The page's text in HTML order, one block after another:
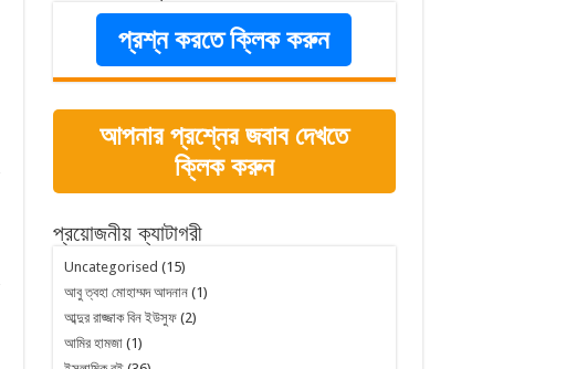
প্রশ্ন করতে ক্লিক করুন
আপনার প্রশ্নের জবাব দেখতে
ক্লিক করুন
প্রয়োজনীয় ক্যাটাগরী
Uncategorised (15)
আবু ত্বহা মোহাম্মদ আদনান(1)
আব্দুর রাজ্জাক বিন ইউসুফ(2)
আমির হামজা(1)